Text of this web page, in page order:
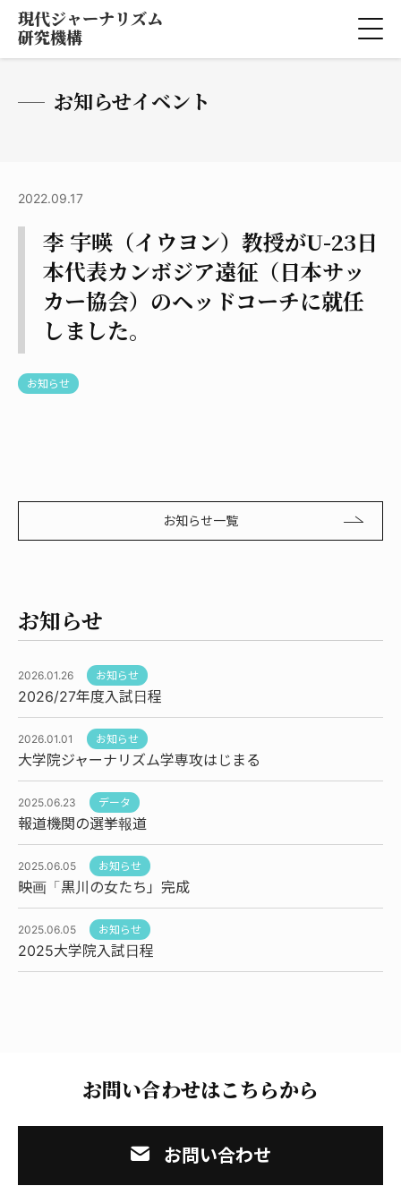
現代ジャーナリズム
研究機構
お知らせイベント
2022.09.17
李 宇暎（イウヨン）教授がU-23日
本代表カンボジア遠征（日本サッ
カー協会）のヘッドコーチに就任
しました。
お知らせ
お知らせ一覧
お知らせ
2026.01.26 お知らせ
2026/27年度入試日程
2026.01.01 お知らせ
大学院ジャーナリズム学専攻はじまる
2025.06.23 データ
報道機関の選挙報道
2025.06.05 お知らせ
映画「黒川の女たち」完成
2025.06.05 お知らせ
2025大学院入試日程
お問い合わせはこちらから
お問い合わせ